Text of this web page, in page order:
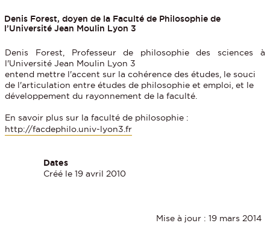
Denis Forest, doyen de la Faculté de Philosophie de
l’Université Jean Moulin Lyon 3
Denis Forest, Professeur de philosophie des sciences à
l'Université Jean Moulin Lyon 3
entend mettre l'accent sur la cohérence des études, le souci
de l'articulation entre études de philosophie et emploi, et le
développement du rayonnement de la faculté.
En savoir plus sur la faculté de philosophie :
http://facdephilo.univ-lyon3.fr
Dates
Créé le 19 avril 2010
Mise à jour : 19 mars 2014